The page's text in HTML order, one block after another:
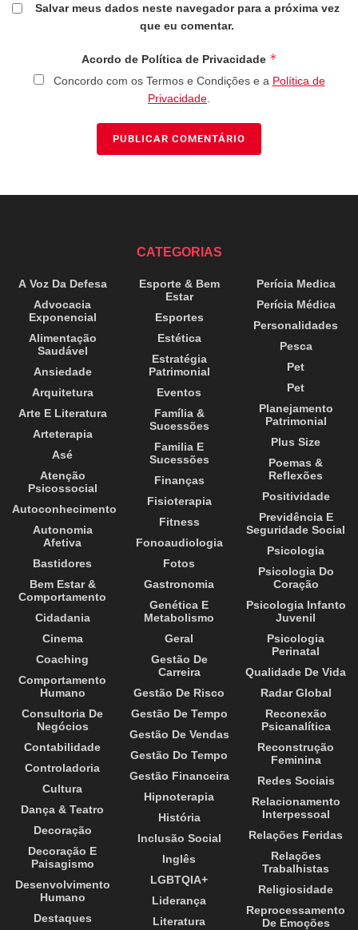
Salvar meus dados neste navegador para a próxima vez
que eu comentar.
Acordo de Política de Privacidade *
Concordo com os Termos e Condições e a Política de
Privacidade
CATEGORIAS
A Voz Da Defesa
Advocacia
Exponencial
Alimentação
Saudável
Ansiedade
Arquitetura
Arte E Literatura
Arteterapia
Asé
Atenção
Psicossocial
Autoconhecimento
Autonomia
Afetiva
Bastidores
Bem Estar &
Comportamento
Cidadania
Cinema
Coaching
Comportamento
Humano
Consultoria De
Negócios
Contabilidade
Controladoria
Cultura
Dança & Teatro
Decoração
Decoração E
Paisagismo
Desenvolvimento
Humano
Destaques
Esporte & Bem
Estar
Esportes
Estética
Estratégia
Patrimonial
Eventos
Família &
Sucessões
Familia E
Sucessões
Finanças
Fisioterapia
Fitness
Fonoaudiologia
Fotos
Gastronomia
Genética E
Metabolismo
Geral
Gestão De
Carreira
Gestão De Risco
Gestão De Tempo
Gestão De Vendas
Gestão Do Tempo
Gestão Financeira
Hipnoterapia
História
Inclusão Social
Inglês
LGBTQIA+
Liderança
Literatura
Perícia Medica
Perícia Médica
Personalidades
Pesca
Pet
Pet
Planejamento
Patrimonial
Plus Size
Poemas &
Reflexões
Positividade
Previdência E
Seguridade Social
Psicologia
Psicologia Do
Coração
Psicologia Infanto
Juvenil
Psicologia
Perinatal
Qualidade De Vida
Radar Global
Reconexão
Psicanalítica
Reconstrução
Feminina
Redes Sociais
Relacionamento
Interpessoal
Relações Feridas
Relações
Trabalhistas
Religiosidade
Reprocessamento
De Emoções